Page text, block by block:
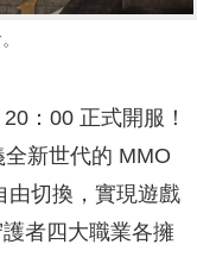
：00 正式開服！
新世代的 MMO
由切換，實現遊戲
者四大職業各擁